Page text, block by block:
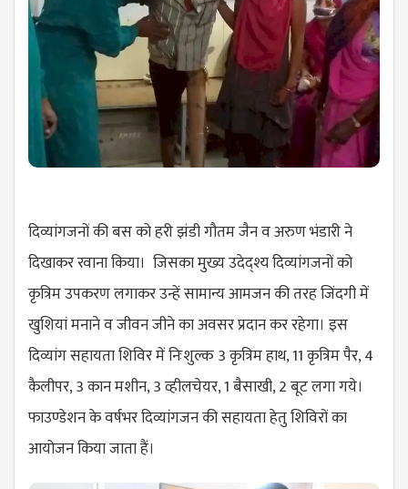
दिव्यांगजनों की बस को हरी झंडी गौतम जैन व अरुण भंडारी ने
दिखाकर रवाना किया। जिसका मुख्य उदेद्श्य दिव्यांगजनों को
कृत्रिम उपकरण लगाकर उन्हें सामान्य आमजन की तरह जिंदगी में
खुशियां मनाने व जीवन जीने का अवसर प्रदान कर रहेगा। इस
दिव्यांग सहायता शिविर में निःशुल्क 3 कृत्रिम हाथ, 11 कृत्रिम पैर, 4
कैलीपर, 3 कान मशीन, 3 व्हीलचेयर, 1 बैसाखी, 2 बूट लगा गये।
फाउण्डेशन के वर्षभर दिव्यांगजन की सहायता हेतु शिविरों का
आयोजन किया जाता हैं।